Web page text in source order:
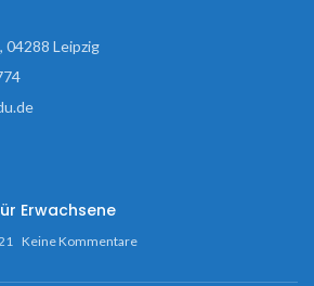
Leipzig
Erwachsene
Keine Kommentare